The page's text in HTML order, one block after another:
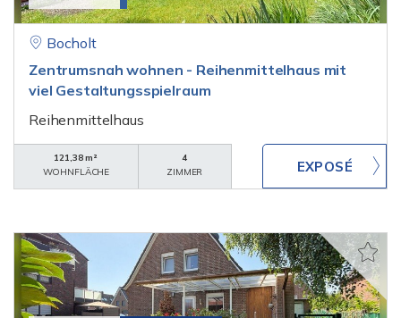
Bocholt
Zentrumsnah wohnen - Reihenmittelhaus mit
viel Gestaltungsspielraum
Reihenmittelhaus
121,38 m²
WOHNFLÄCHE
4
ZIMMER